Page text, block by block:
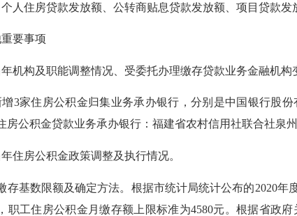
住房贷款发放额、公转商贴息贷款发放额、项目贷款发
要事项
构及职能调整情况、受委托办理缴存贷款业务金融机构
家住房公积金归集业务承办银行，分别是中国银行股份
房公积金贷款业务承办银行：福建省农村信用社联合社泉
房公积金政策调整及执行情况。
基数限额及确定方法。根据市统计局统计公布的2020年
职工住房公积金月缴存额上限标准为4580元。根据省政